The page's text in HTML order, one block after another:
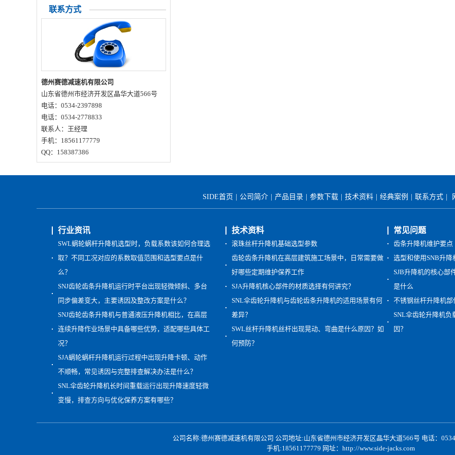
化保养方案有哪些？
联系方式
德州赛德减速机有限公司
山东省德州市经济开发区晶华大道566号
电话：0534-2397898
电话：0534-2778833
联系人：王经理
手机：18561177779
QQ：158387386
SIDE首页 公司简介 产品目录 参数下载 技术资料 经典案例 联系方式
行业资讯
SWL蜗轮蜗杆升降机选型时，负载系数该如何合理选
取？不同工况对应的系数取值范围和选型要点是什
么？
SNJ齿轮齿条升降机运行时平台出现轻微倾斜、多台
同步偏差变大，主要诱因及整改方案是什么？
SNJ齿轮齿条升降机与普通液压升降机相比，在高层
连续升降作业场景中具备哪些优势，适配哪些具体工
况？
SJA蜗轮蜗杆升降机运行过程中出现升降卡顿、动作
不顺畅，常见诱因与完整排查解决办法是什么？
SNL伞齿轮升降机长时间重载运行出现升降速度轻微
变慢，排查方向与优化保养方案有哪些？
技术资料
滚珠丝杆升降机基础选型参数
齿轮齿条升降机在高层建筑施工场景中，日常需要做
好哪些定期维护保养工作
SJA升降机核心部件的材质选择有何讲究？
SNL伞齿轮升降机与齿轮齿条升降机的适用场景有何
差异？
SWL丝杆升降机丝杆出现晃动、弯曲是什么原因？如
何预防？
常见问题
齿条升降机维护要点
选型和使用SNB升
SJB升降机的核心部
是什么
不锈钢丝杆升降机
SNL伞齿轮升降机负
因？
公司名称:德州赛德减速机有限公司 公司地址:山东省德州市经济开发区晶华大道566号 电话：
手机:18561177779 网址： http://www.side-jacks.com